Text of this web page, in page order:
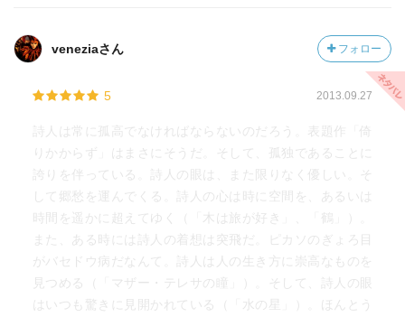
明の利器で／ありがたがっているうちに／盗聴も自由とか
／便利なものはたいてい不快な副作用をともなう／川のま
んなかに小船を浮かべ／江戸時代のように密談しなければ
ならない日がくるのかも」という一節が入っています。そ
veneziaさん フォロー
5 2013.09.27
詩人は常に孤高でなければならないのだろう。表題作「倚
りかからず」はまさにそうだ。そして、孤独であることに
誇りを伴っている。詩人の眼は、また限りなく優しい。そ
して郷愁を運んでくる。詩人の心は時に空間を、あるいは
時間を遥かに超えてゆく（「木は旅が好き」、「鶴」）。
また、ある時には詩人の着想は突飛だ。ピカソのぎょろ目
がバセドウ病だなんて。詩人は人の生き方に崇高なものを
見つめる（「マザー・テレサの瞳」）。そして、詩人の眼
はいつも驚きに見開かれている（「水の星」）。ほんとう